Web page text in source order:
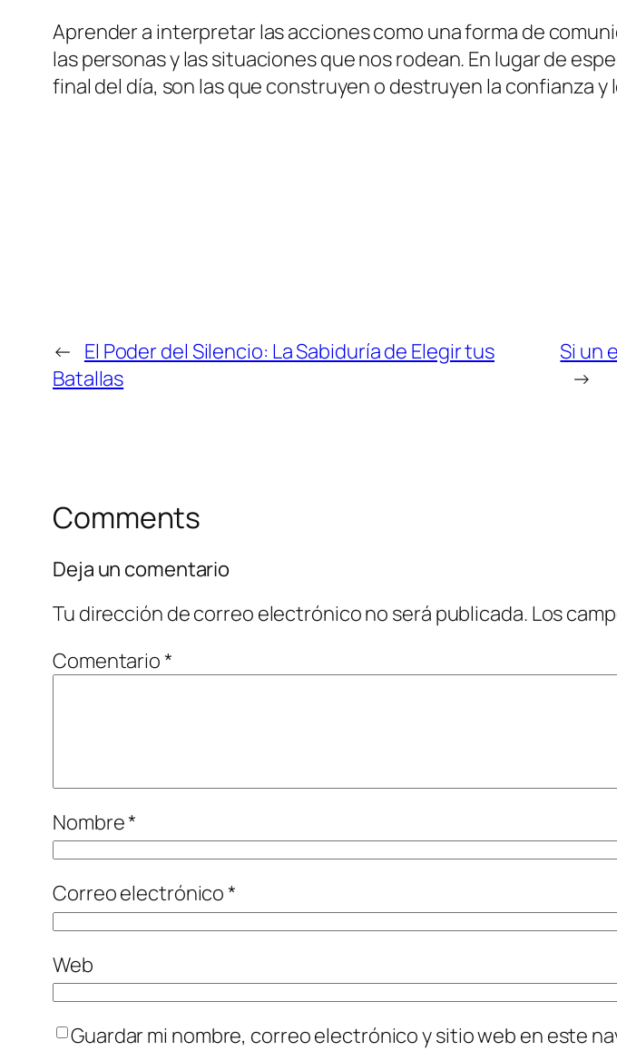
Aprender a interpretar las acciones como una forma de
las personas y las situaciones que nos rodean. En lugar de
final del día, son las que construyen o destruyen la confianza y
← El Poder del Silencio: La Sabiduría de Elegir tus
Batallas
Si un
→
Comments
Deja un comentario
Tu dirección de correo electrónico no será publicada. Los
Comentario*
Nombre*
Correo electrónico*
Web
Guardar mi nombre, correo electrónico y sitio web en este